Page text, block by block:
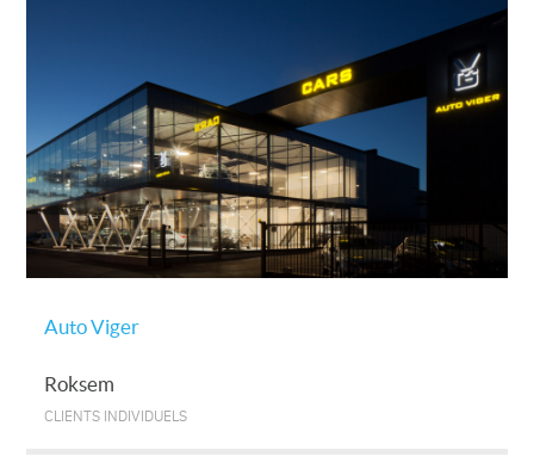
Auto Viger
Roksem
CLIENTS INDIVIDUELS